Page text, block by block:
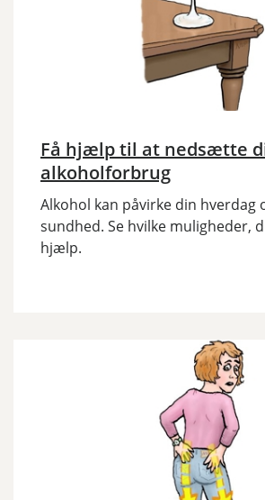
Få hjælp til at nedsætte
alkoholforbrug
Alkohol kan påvirke din hverdag
sundhed. Se hvilke muligheder,
hjælp.